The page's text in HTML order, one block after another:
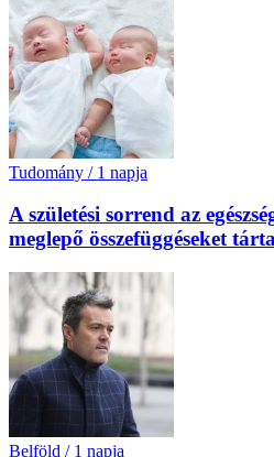
Tudomány / 1 napja
A születési sorrend az
meglepő összefüggéseket
Belföld / 1 napja